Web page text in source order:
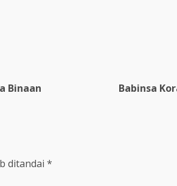
Binaan
Babinsa
ditandai *